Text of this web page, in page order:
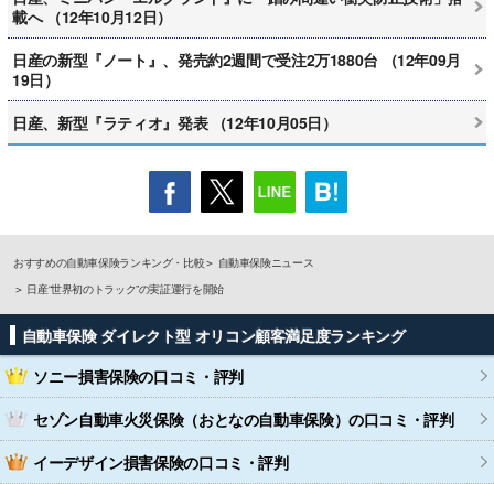
載へ （12年10月12日）
日産の新型『ノート』、発売約2週間で受注2万1880台 （12年09月
19日）
日産、新型『ラティオ』発表 （12年10月05日）
おすすめの自動車保険ランキング・比較
自動車保険ニュース
日産“世界初のトラック”の実証運行を開始
自動車保険 ダイレクト型 オリコン顧客満足度ランキング
ソニー損害保険の口コミ・評判
セゾン自動車火災保険（おとなの自動車保険）の口コミ・評判
イーデザイン損害保険の口コミ・評判